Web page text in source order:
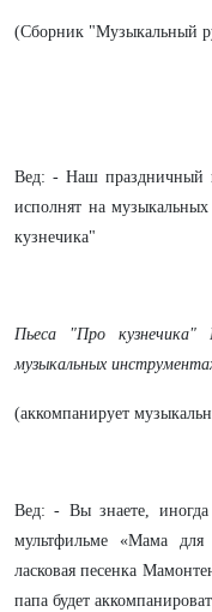
(Сборник "Музыкальный
Вед: - Наш праздничный
исполнят на
кузнечика"
Пьеса "Про
музыкальных
(аккомпанирует
Вед: - Вы знаете,
мультфильме «Мама для
ласковая песенка
папа будет